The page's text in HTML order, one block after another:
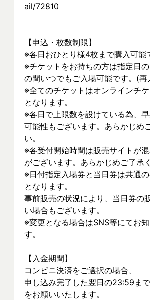
ail/72810
【申込・枚数制限】
※各日おひとり様4枚まで購入可能
※チケットをお持ちの方は指定日
の間いつでもご入場可能です。(再
※全てのチケットはオンラインチ
となります。
※各日で上限数を設けている為、
可能性もございます。あらかじめ
い。
※各受付開始時間は販売サイトが
がございます。あらかじめご了承
※日付指定入場券と当日券は共通
となります。
事前販売の状況により、当日券の
い場合もございます。
※変更となる場合はSNS等にてお
す。
【入金期間】
コンビニ決済をご選択の場合、
申し込み完了した翌日の23:59ま
をお願いいたします。